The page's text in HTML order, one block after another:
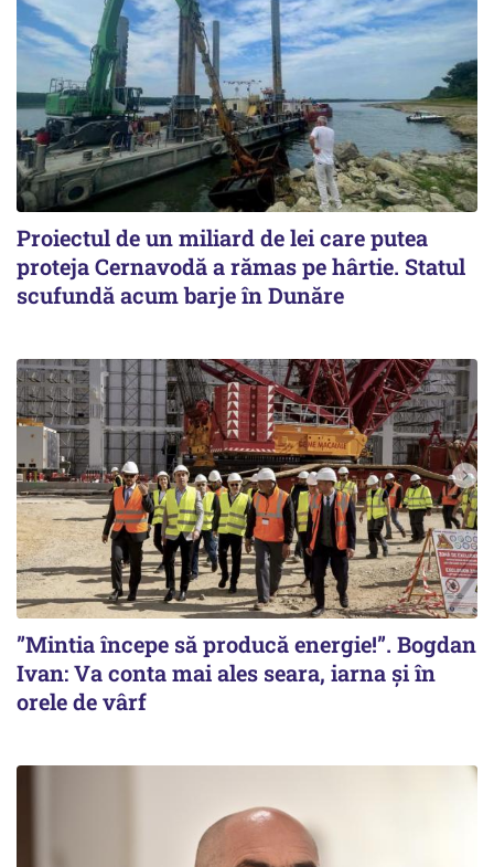
Proiectul de un miliard de lei care putea
proteja Cernavodă a rămas pe hârtie. Statul
scufundă acum barje în Dunăre
”Mintia începe să producă energie!”. Bogdan
Ivan: Va conta mai ales seara, iarna și în
orele de vârf